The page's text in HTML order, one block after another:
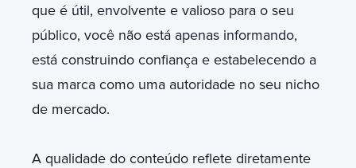
que é útil, envolvente e valioso para o seu
público, você não está apenas informando,
está construindo confiança e estabelecendo a
sua marca como uma autoridade no seu nicho
de mercado.
A qualidade do conteúdo reflete diretamente